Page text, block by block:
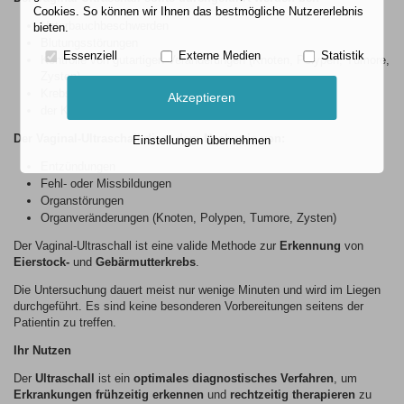
Unterbauchbeschwerden
Kontrolle von gutartigen Veränderungen (Knoten, Polypen, Tumore,
Zysten)
Krebserkrankungen in der Familie
Der Vaginal-Ultraschall dient dem Nachweis von:
Fehl- oder Missbildungen
Organstörungen
Organveränderungen (Knoten, Polypen, Tumore, Zysten)
Der Vaginal-Ultraschall ist eine valide Methode zur Erkennung von
Eierstock- und Gebärmutterkrebs.
Die Untersuchung dauert meist nur wenige Minuten und wird im Liegen
durchgeführt. Es sind keine besonderen Vorbereitungen seitens der
Patientin zu treffen.
Ihr Nutzen
Der Ultraschall ist ein optimales diagnostisches Verfahren, um
Erkrankungen frühzeitig erkennen und rechtzeitig therapieren zu
Cookies. So können wir Ihnen das bestmögliche Nutzererlebnis
bieten.
Essenziell Externe Medien Statistik
Akzeptieren
Einstellungen übernehmen